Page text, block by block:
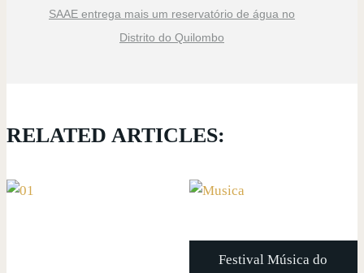
SAAE entrega mais um reservatório de água no
Distrito do Quilombo
RELATED ARTICLES:
Festival Música do